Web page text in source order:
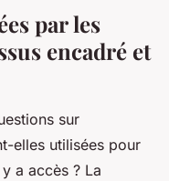
par les
encadré et
sur
elles utilisées pour
a accès ? La